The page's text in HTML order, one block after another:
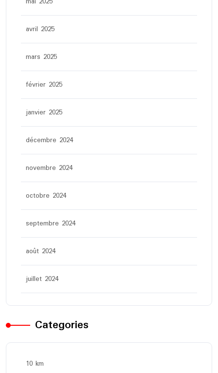
avril 2025
mars 2025
février 2025
janvier 2025
décembre 2024
novembre 2024
octobre 2024
septembre 2024
août 2024
juillet 2024
Categories
10 km